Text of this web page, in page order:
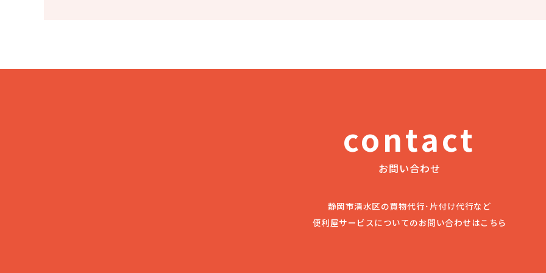
contact
お問い合わせ
静岡市清水区の買物代行･片付け代行など
便利屋サービスについてのお問い合わせはこちら